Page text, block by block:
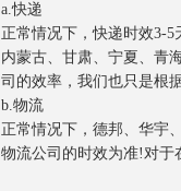
a.快递
正常情况下，快递时效3-
内蒙古、甘肃、宁夏、青
司的效率，我们也只是根
b.物流
正常情况下，德邦、华宇
物流公司的时效为准!对于